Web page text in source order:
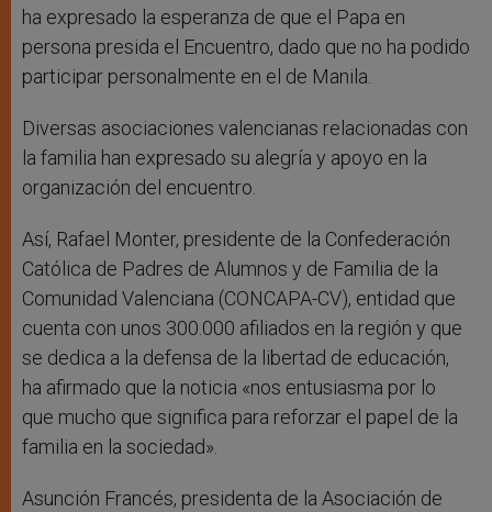
ha expresado la esperanza de que el Papa en
persona presida el Encuentro, dado que no ha podido
participar personalmente en el de Manila.
Diversas asociaciones valencianas relacionadas con
la familia han expresado su alegría y apoyo en la
organización del encuentro.
Así, Rafael Monter, presidente de la Confederación
Católica de Padres de Alumnos y de Familia de la
Comunidad Valenciana (CONCAPA-CV), entidad que
cuenta con unos 300.000 afiliados en la región y que
se dedica a la defensa de la libertad de educación,
ha afirmado que la noticia «nos entusiasma por lo
que mucho que significa para reforzar el papel de la
familia en la sociedad».
Asunción Francés, presidenta de la Asociación de